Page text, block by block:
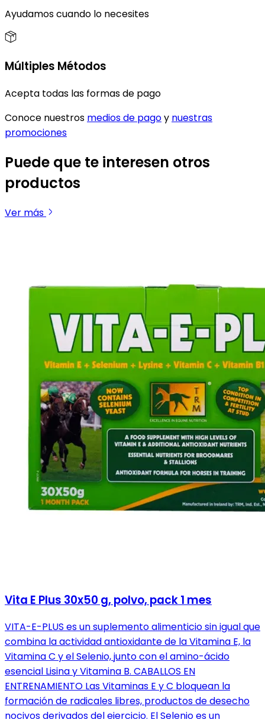
Ayudamos cuando lo necesites
Múltiples Métodos
Acepta todas las formas de pago
Conoce nuestros medios de pagoy nuestras
promociones
Puede que te interesen otros
productos
Ver más
Vita E Plus 30x50 g, polvo, pack 1 mes
VITA-E-PLUS es un suplemento alimenticio sin igual que
combina la actividad antioxidante de la Vitamina E, la
Vitamina C y el Selenio, junto con el amino-ácido
esencial Lisina y Vitamina B. CABALLOS EN
ENTRENAMIENTO Las Vitaminas E y C bloquean la
formación de radicales libres, productos de desecho
nocivos derivados del ejercicio. El Selenio es un